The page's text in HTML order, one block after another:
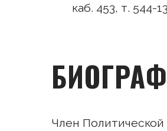
каб. 453, т. 544-
Член